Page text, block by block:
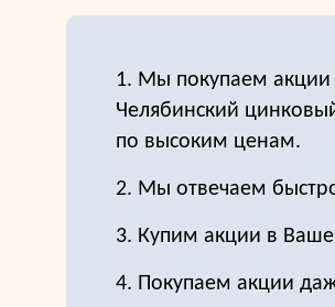
1. Мы покупаем акции
Челябинский
по высоким ценам.
2. Мы отвечаем
3. Купим акции в
4. Покупаем акции